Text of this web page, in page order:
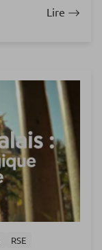
Lire
RSE